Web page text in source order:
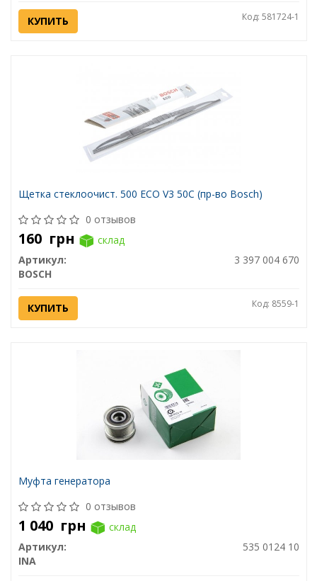
КУПИТЬ Код: 581724-1
Щетка стеклоочист. 500 ECO V3 50C (пр-во Bosch)
0 отзывов
160 грн
склад
Артикул:
3 397 004 670
BOSCH
КУПИТЬ Код: 8559-1
Муфта генератора
0 отзывов
1 040 грн
склад
Артикул:
535 0124 10
INA